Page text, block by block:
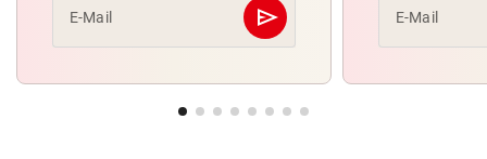
E-Mail send
Abschicken E-Mail